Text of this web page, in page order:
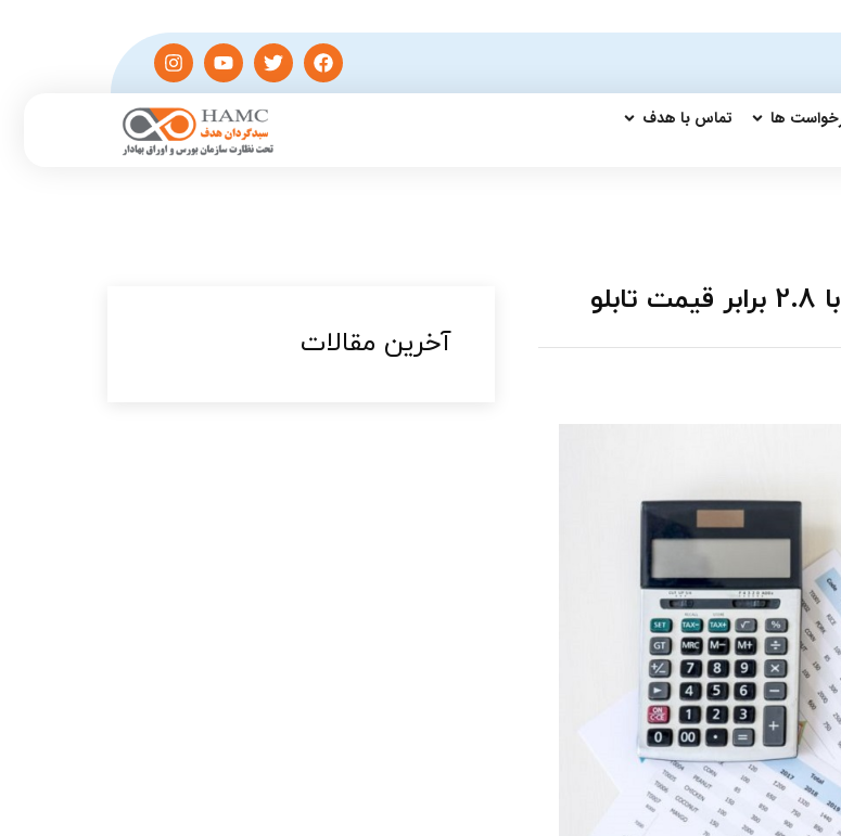
ها تماس با هدف
آخرین مقالات​